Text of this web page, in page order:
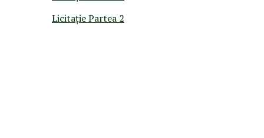
Licitație Partea 2